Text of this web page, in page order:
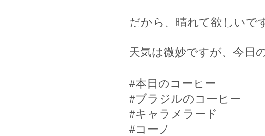
だから、晴れて欲しいで
天気は微妙ですが、今日
#本日のコーヒー
#ブラジルのコーヒー
#キャラメラード
#コーノ